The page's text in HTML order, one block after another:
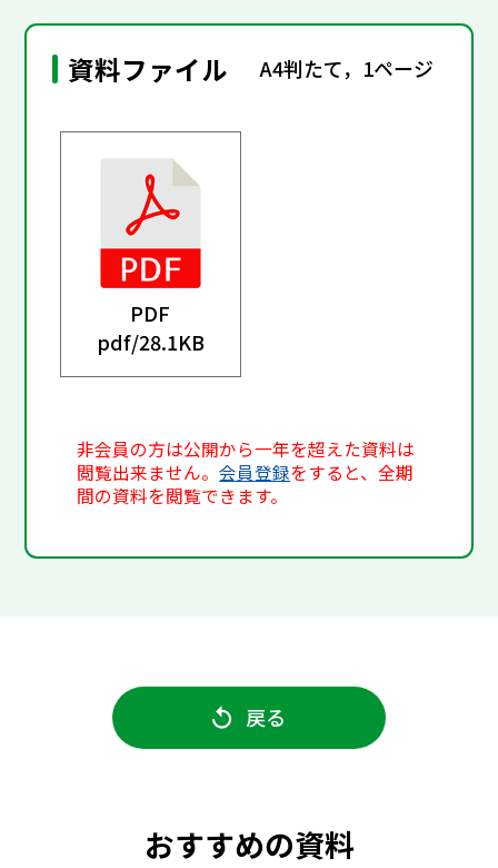
資料ファイル A4判たて，1ページ
PDF
pdf/28.1KB
非会員の方は公開から一年を超えた資料は
閲覧出来ません。会員登録をすると、全期
間の資料を閲覧できます。
戻る
おすすめの資料